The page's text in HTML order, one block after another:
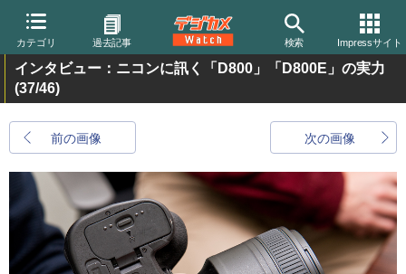
カテゴリ 過去記事 検索 Impressサイト
インタビュー：ニコンに訊く「D800」「D800E」の実力
(37/46)
前の画像 次の画像